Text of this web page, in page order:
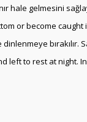
hale gelmesini
or become caught
dinlenmeye
left to rest at night.